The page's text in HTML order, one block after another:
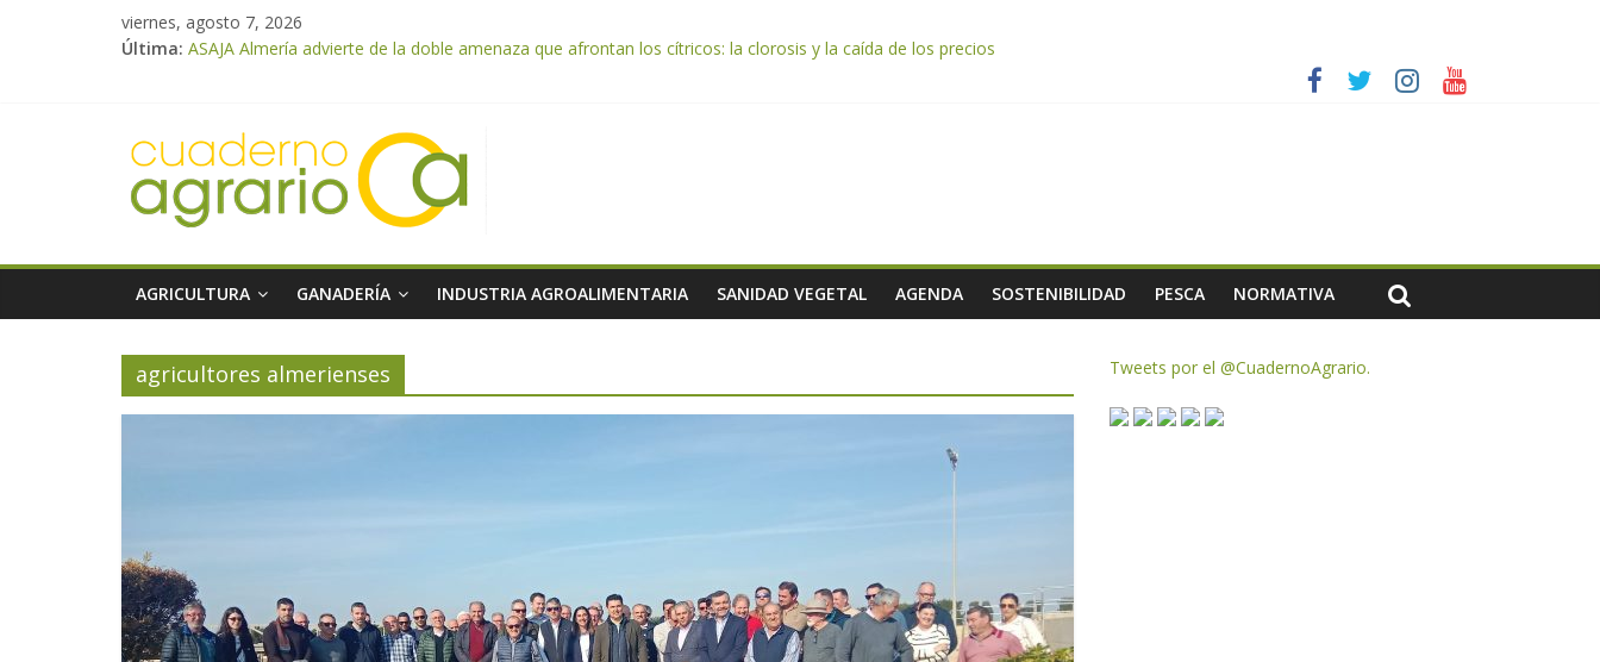
viernes, agosto 7, 2026
Última: ASAJA Almería advierte de la doble amenaza que afrontan los cítricos: la clorosis y la caída de los precios
ASAJA Almería: las primeras recolecciones de almendra confirman una cosecha desigual marcada por las inclemencias meteorológicas y la incertidumbre en los precios
VÍDEO: Promoción y difusión de los valores de los alimentos de origen cooperativo en escuelas de hostelería
Cooperativas Agro-alimentarias de Andalucía celebra la activación del mecanismo de regulación de oferta de aceite de oliva para la próxima campaña
AGRICULTURA GANADERÍA INDUSTRIA AGROALIMENTARIA SANIDAD VEGETAL AGENDA SOSTENIBILIDAD PESCA NORMATIVA
agricultores almerienses Tweets por el @CuadernoAgrario.